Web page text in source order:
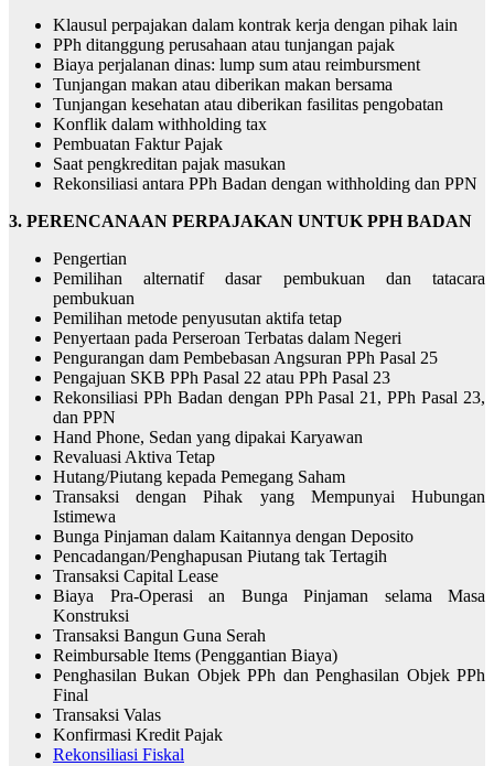
Klausul perpajakan dalam kontrak kerja dengan pihak lain
PPh ditanggung perusahaan atau tunjangan pajak
Biaya perjalanan dinas: lump sum atau reimbursment
Tunjangan makan atau diberikan makan bersama
Tunjangan kesehatan atau diberikan fasilitas pengobatan
Konflik dalam withholding tax
Pembuatan Faktur Pajak
Saat pengkreditan pajak masukan
Rekonsiliasi antara PPh Badan dengan withholding dan PPN
3. PERENCANAAN PERPAJAKAN UNTUK PPH BADAN
Pengertian
Pemilihan alternatif dasar pembukuan dan tatacara
pembukuan
Pemilihan metode penyusutan aktifa tetap
Penyertaan pada Perseroan Terbatas dalam Negeri
Pengurangan dam Pembebasan Angsuran PPh Pasal 25
Pengajuan SKB PPh Pasal 22 atau PPh Pasal 23
Rekonsiliasi PPh Badan dengan PPh Pasal 21, PPh Pasal 23,
dan PPN
Hand Phone, Sedan yang dipakai Karyawan
Revaluasi Aktiva Tetap
Hutang/Piutang kepada Pemegang Saham
Transaksi dengan Pihak yang Mempunyai Hubungan
Istimewa
Bunga Pinjaman dalam Kaitannya dengan Deposito
Pencadangan/Penghapusan Piutang tak Tertagih
Transaksi Capital Lease
Biaya Pra-Operasi an Bunga Pinjaman selama Masa
Konstruksi
Transaksi Bangun Guna Serah
Reimbursable Items (Penggantian Biaya)
Penghasilan Bukan Objek PPh dan Penghasilan Objek PPh
Final
Transaksi Valas
Konfirmasi Kredit Pajak
Rekonsiliasi Fiskal